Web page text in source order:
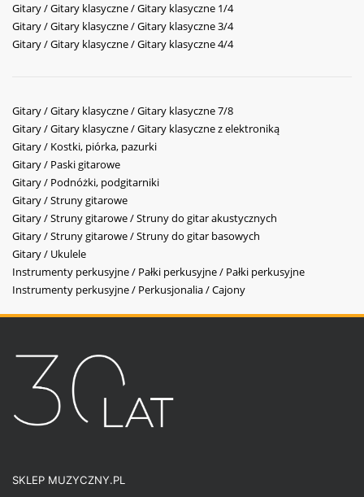
Gitary / Gitary klasyczne / Gitary klasyczne 1/4
Gitary / Gitary klasyczne / Gitary klasyczne 3/4
Gitary / Gitary klasyczne / Gitary klasyczne 4/4
Gitary / Gitary klasyczne / Gitary klasyczne 7/8
Gitary / Gitary klasyczne / Gitary klasyczne z elektroniką
Gitary / Kostki, piórka, pazurki
Gitary / Paski gitarowe
Gitary / Podnóżki, podgitarniki
Gitary / Struny gitarowe
Gitary / Struny gitarowe / Struny do gitar akustycznych
Gitary / Struny gitarowe / Struny do gitar basowych
Gitary / Ukulele
Instrumenty perkusyjne / Pałki perkusyjne / Pałki perkusyjne
Instrumenty perkusyjne / Perkusjonalia / Cajony
SKLEP MUZYCZNY.PL